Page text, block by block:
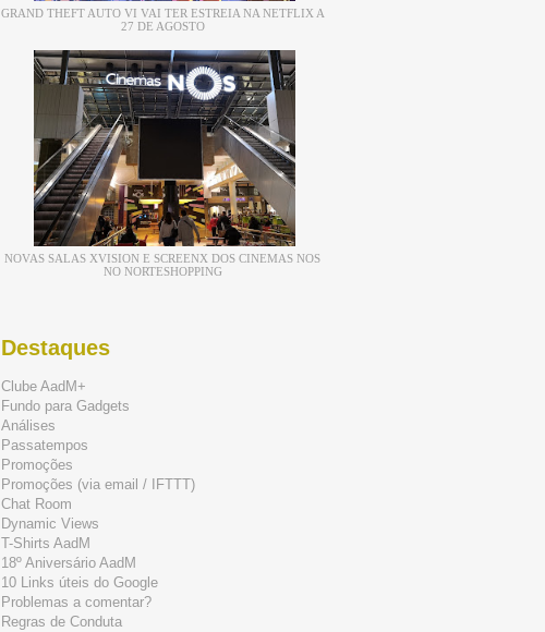
GRAND THEFT AUTO VI VAI TER ESTREIA NA NETFLIX A
27 DE AGOSTO
NOVAS SALAS XVISION E SCREENX DOS CINEMAS NOS
NO NORTESHOPPING
Destaques
Clube AadM+
Fundo para Gadgets
Análises
Passatempos
Promoções
Promoções (via email / IFTTT)
Chat Room
Dynamic Views
T-Shirts AadM
18º Aniversário AadM
10 Links úteis do Google
Problemas a comentar?
Regras de Conduta